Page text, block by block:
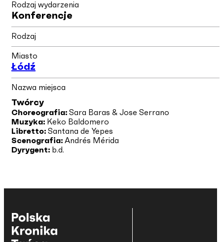
Rodzaj wydarzenia
Konferencje
Rodzaj
Miasto
Łódź
Nazwa miejsca
Twórcy
Choreografia: Sara Baras & Jose Serrano
Muzyka: Keko Baldomero
Libretto: Santana de Yepes
Scenografia: Andrés Mérida
Dyrygent: b.d.